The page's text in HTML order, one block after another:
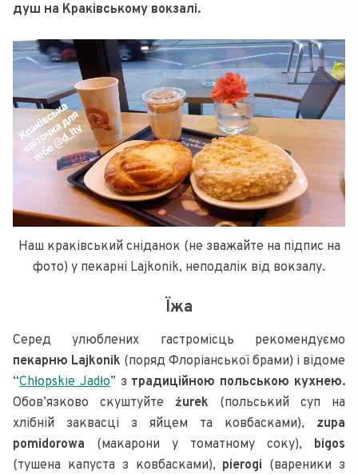
душ на Краківському вокзалі.
Наш краківський сніданок (не зважайте на підпис на
фото) у пекарні Lajkonik, неподалік від вокзалу.
Їжа
Серед улюблених гастромісць рекомендуємо
пекарню Lajkonik (поряд Флоріанської брами) і відоме
“Chłopskie Jadło” з традиційною польською кухнею.
Обов’язково скуштуйте żurek (польський суп на
хлібній заквасці з яйцем та ковбасками), zupa
pomidorowa (макарони у томатному соку), bigos
(тушена капуста з ковбасками), pierogi (вареники з